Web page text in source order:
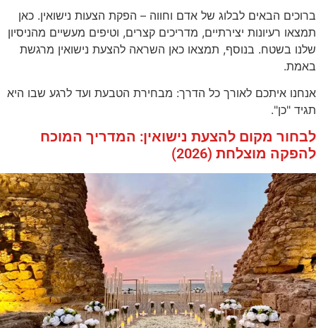
ברוכים הבאים לבלוג של אדם וחווה – הפקת הצעות נישואין. כאן
תמצאו רעיונות יצירתיים, מדריכים קצרים, וטיפים מעשיים מהניסיון
שלנו בשטח. בנוסף, תמצאו כאן השראה להצעת נישואין מרגשת
באמת.
אנחנו איתכם לאורך כל הדרך: מבחירת הטבעת ועד לרגע שבו היא
תגיד "כן".
לבחור מקום להצעת נישואין: המדריך המוכח
להפקה מוצלחת (2026)